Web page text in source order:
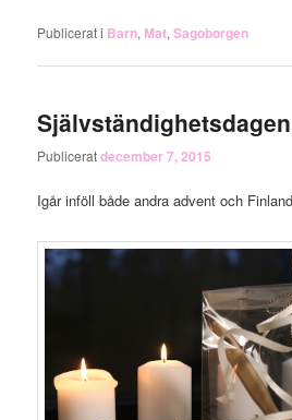
Publicerat i Barn, Mat,Sagoborgen
Självständighetsdagen
Publiceratdecember 7, 2015
Igår inföll både andra advent och